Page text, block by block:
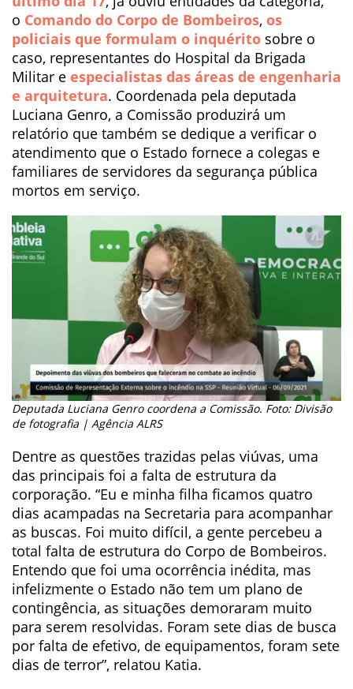
o Comando do Corpo de Bombeiros, os
policiais que formulam o inquérito sobre o
caso, representantes do Hospital da Brigada
Militar e especialistas das áreas de engenharia
e arquitetura. Coordenada pela deputada
Luciana Genro, a Comissão produzirá um
relatório que também se dedique a verificar o
atendimento que o Estado fornece a colegas e
familiares de servidores da segurança pública
mortos em serviço.
Deputada Luciana Genro coordena a Comissão. Foto: Divisão
de fotografia | Agência ALRS
Dentre as questões trazidas pelas viúvas, uma
das principais foi a falta de estrutura da
corporação. “Eu e minha filha ficamos quatro
dias acampadas na Secretaria para acompanhar
as buscas. Foi muito difícil, a gente percebeu a
total falta de estrutura do Corpo de Bombeiros.
Entendo que foi uma ocorrência inédita, mas
infelizmente o Estado não tem um plano de
contingência, as situações demoraram muito
para serem resolvidas. Foram sete dias de busca
por falta de efetivo, de equipamentos, foram sete
dias de terror”, relatou Katia.